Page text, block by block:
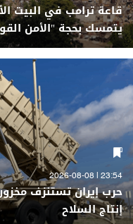
قاعة ترامب في البيت
يتمسك بحجة "الأمن
23:54 | 2026-08-08
حرب إيران تستنزف
إنتاج السلاح